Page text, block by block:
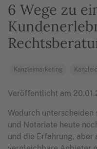
6 Wege zu
Kanzleimarketing
Veröffentlicht am
Wodurch
und Notariate heute
und die Erfahrung, aber